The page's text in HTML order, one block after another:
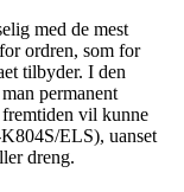
med de mest
ordren, som for
tilbyder. I den
permanent
vil kunne
ELS), uanset
dreng.